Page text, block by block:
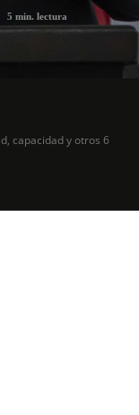
5 min. lectura
capacidad y otros 6